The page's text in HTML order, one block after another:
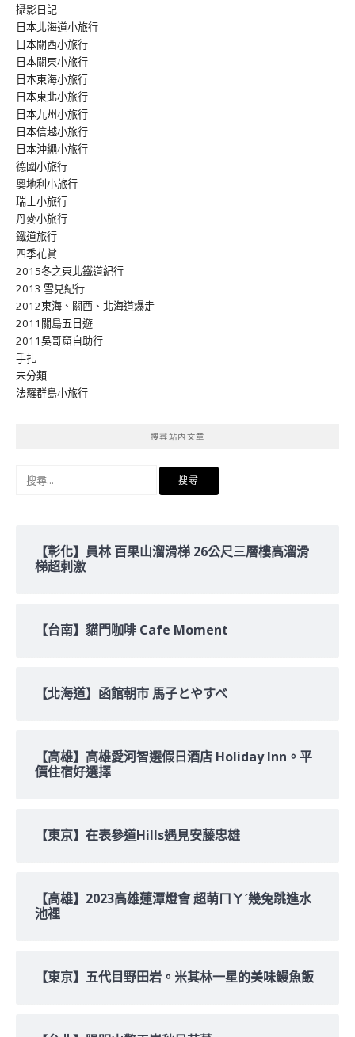
攝影日記
日本北海道小旅行
日本關西小旅行
日本關東小旅行
日本東海小旅行
日本東北小旅行
日本九州小旅行
日本信越小旅行
日本沖繩小旅行
德國小旅行
奧地利小旅行
瑞士小旅行
丹麥小旅行
鐵道旅行
四季花賞
2015冬之東北鐵道紀行
2013 雪見紀行
2012東海、關西、北海道爆走
2011關島五日遊
2011吳哥窟自助行
手扎
未分類
法羅群島小旅行
搜尋站內文章
【彰化】員林 百果山溜滑梯 26公尺三層樓高溜滑
梯超刺激
【台南】貓門咖啡 Cafe Moment
【北海道】函館朝市 馬子とやすべ
【高雄】高雄愛河智選假日酒店 Holiday Inn。平
價住宿好選擇
【東京】在表參道Hills遇見安藤忠雄
【高雄】2023高雄蓮潭燈會 超萌ㄇㄚˊ幾兔跳進水
池裡
【東京】五代目野田岩。米其林一星的美味鰻魚飯